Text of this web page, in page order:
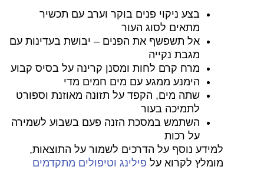
בצע ניקוי פנים בוקר וערב עם תכשיר
מתאים לסוג העור
אל תשפשף את הפנים – יבושת בעדינות עם
מגבת נקייה
מרח קרם לחות ומסנן קרינה על בסיס קבוע
הימנע ממגע עם מים חמים מדי
שתה מים, הקפד על תזונה מאוזנת וספורט
לתמיכה בעור
השתמש במסכת הזנה פעם בשבוע לשמירה
על רכות
למידע נוסף על הדרכים לשמור על התוצאות,
מומלץ לקרוא על פילינג וטיפולים מתקדמים